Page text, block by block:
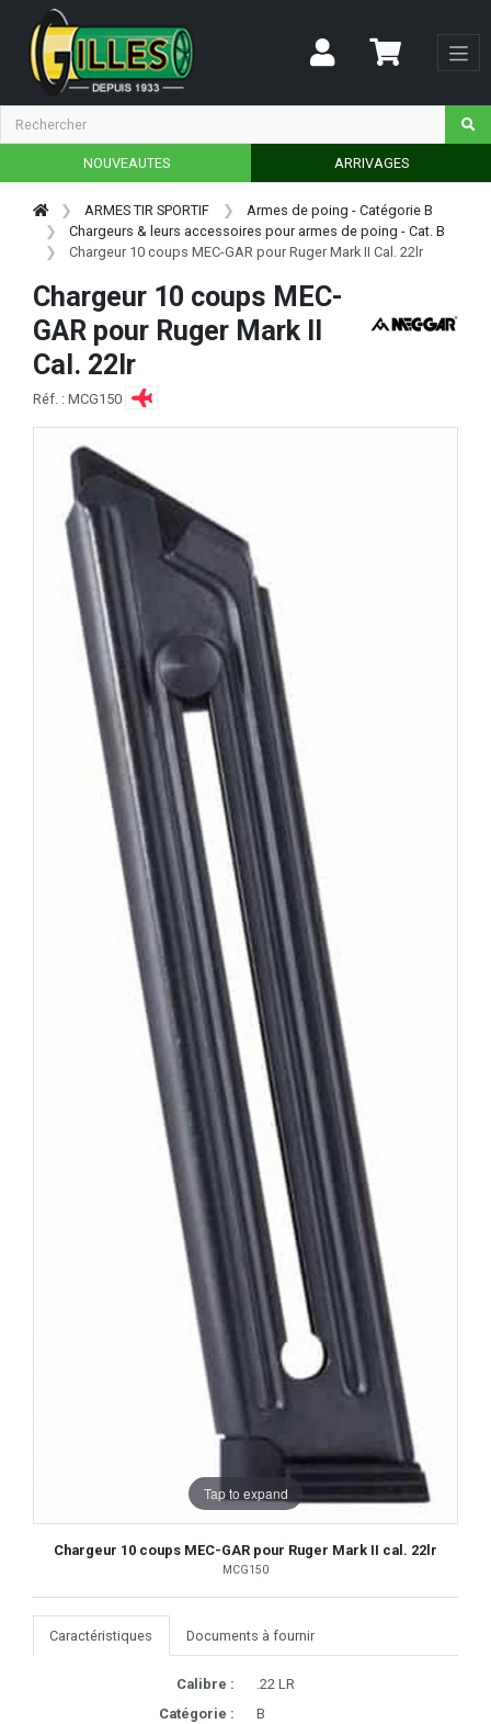
NOUVEAUTES ARRIVAGES
ARMES TIR SPORTIF
Armes de poing - Catégorie B
Chargeurs & leurs accessoires pour armes de poing - Cat. B
Chargeur 10 coups MEC-GAR pour Ruger Mark II Cal. 22lr
Chargeur 10 coups MEC-
GAR pour Ruger Mark II
Cal. 22lr
Réf. : MCG150
Tap to expand
Chargeur 10 coups MEC-GAR pour Ruger Mark II cal. 22lr
MCG150
Caractéristiques Documents à fournir
Calibre :
.22 LR
Catégorie :
B